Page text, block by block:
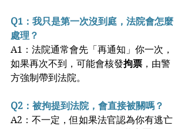
Q1：我只是第一次沒到庭，法院會怎麼
處理？
A1：法院通常會先「再通知」你一次，
如果再次不到，可能會核發拘票 ，由警
方強制帶到法院。
Q2：被拘提到法院，會直接被關嗎？
A2：不一定，但如果法官認為你有逃亡